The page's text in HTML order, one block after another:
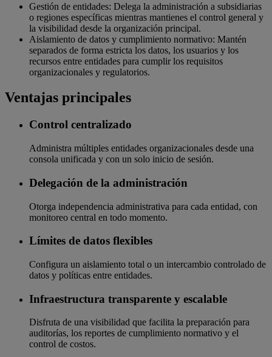
Gestión de entidades: Delega la administración a subsidiarias
o regiones específicas mientras mantienes el control general y
la visibilidad desde la organización principal.
Aislamiento de datos y cumplimiento normativo: Mantén
separados de forma estricta los datos, los usuarios y los
recursos entre entidades para cumplir los requisitos
organizacionales y regulatorios.
Ventajas principales
Control centralizado
Administra múltiples entidades organizacionales desde una
consola unificada y con un solo inicio de sesión.
Delegación de la administración
Otorga independencia administrativa para cada entidad, con
monitoreo central en todo momento.
Límites de datos flexibles
Configura un aislamiento total o un intercambio controlado de
datos y políticas entre entidades.
Infraestructura transparente y escalable
Disfruta de una visibilidad que facilita la preparación para
auditorías, los reportes de cumplimiento normativo y el
control de costos.